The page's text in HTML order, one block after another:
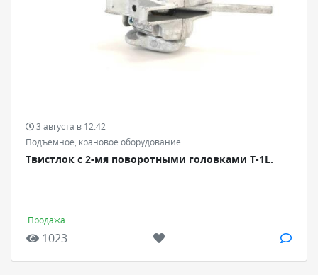
3 августа в 12:42
Подъемное, крановое оборудование
Твистлок с 2-мя поворотными головками Т-1L.
Продажа
1023